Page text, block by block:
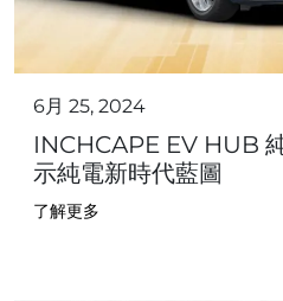
6月 25, 2024
INCHCAPE EV HUB
示純電新時代藍圖
了解更多